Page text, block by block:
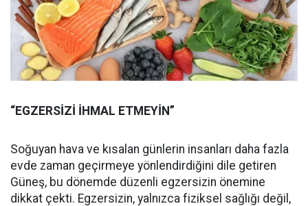
“EGZERSİZİ İHMAL ETMEYİN”
Soğuyan hava ve kısalan günlerin insanları daha fazla
evde zaman geçirmeye yönlendirdiğini dile getiren
Güneş, bu dönemde düzenli egzersizin önemine
dikkat çekti. Egzersizin, yalnızca fiziksel sağlığı değil,